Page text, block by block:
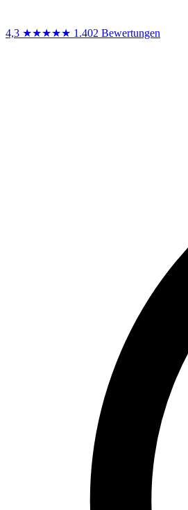
4,3 ★★★★★ 1.402 Bewertungen